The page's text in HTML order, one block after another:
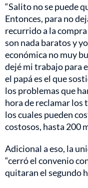
“Salito no se puede
Entonces, para no
recurrido a la
son nada baratos y
económica no muy
dejé mi trabajo para
el papá es el que
los problemas que
hora de reclamar los
los cuales pueden
costosos, hasta 200
Adicional a eso, la
“cerró el convenio
quitaran el segundo